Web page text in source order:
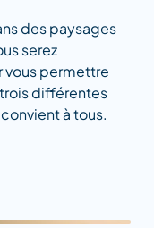
des paysages
serez
vous permettre
différentes
à tous.